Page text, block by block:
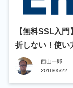
【無料SSL入
折しない！使い
西山一郎
2018/05/22